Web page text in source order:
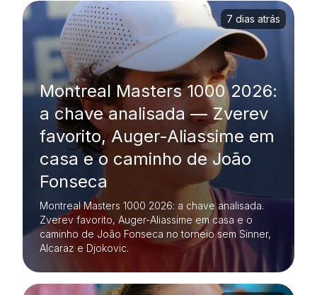
Montreal Masters 1000 2026:
a chave analisada — Zverev
favorito, Auger-Aliassime em
casa e o caminho de João
Fonseca
Montreal Masters 1000 2026: a chave analisada.
Zverev favorito, Auger-Aliassime em casa e o
caminho de João Fonseca no torneio sem Sinner,
Alcaraz e Djokovic.
7 dias atrás